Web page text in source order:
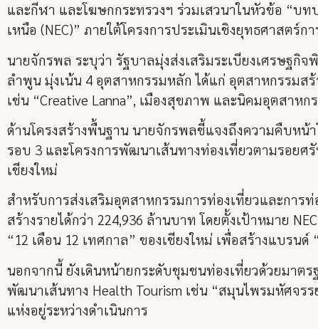
และกีฬา และโฆษกกระทรวงฯ ร่วมเสวนาในหัวข้อ “บ
เหนือ (NEC)” ภายใต้โครงการประเมินเชิงยุทธศาสตร์
นายจักรพล ระบุว่า รัฐบาลมุ่งส่งเสริมระเบียงเศรษฐกิ
ลำพูน มุ่งเน้น 4 อุตสาหกรรมหลัก ได้แก่ อุตสาหกรรม
เช่น “Creative Lanna”, เมืองสุขภาพ และนิคมอุตสาหก
ด้านโครงสร้างพื้นฐาน นายจักรพลชี้แจงถึงความคืบหน้
รอบ 3 และโครงการพัฒนาเส้นทางท่องเที่ยวตามรอย
เชียงใหม่
สำหรับการส่งเสริมอุตสาหกรรมการท่องเที่ยวและการ
สร้างรายได้กว่า 224,936 ล้านบาท โดยตั้งเป้าหมาย
“12 เดือน 12 เทศกาล” ของเชียงใหม่ เพื่อสร้างแบรนด์
นอกจากนี้ ยังเดินหน้ายกระดับชุมชนท่องเที่ยวด้วยมาตร
พัฒนาเส้นทาง Health Tourism เช่น “สมุนไพรมหัศจร
แห่งอยู่ระหว่างดำเนินการ